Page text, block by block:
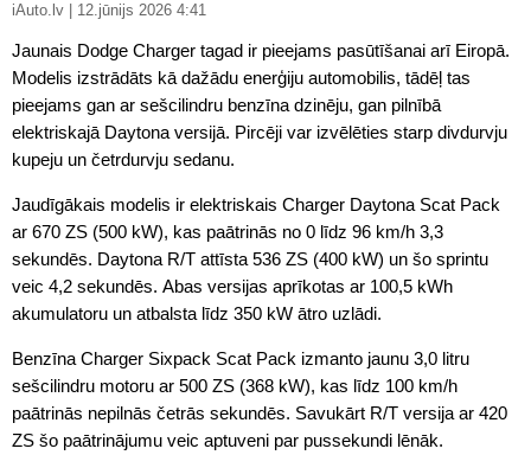
iAuto.lv | 12.jūnijs 2026 4:41
Jaunais Dodge Charger tagad ir pieejams pasūtīšanai arī Eiropā.
Modelis izstrādāts kā dažādu enerģiju automobilis, tādēļ tas
pieejams gan ar sešcilindru benzīna dzinēju, gan pilnībā
elektriskajā Daytona versijā. Pircēji var izvēlēties starp divdurvju
kupeju un četrdurvju sedanu.
Jaudīgākais modelis ir elektriskais Charger Daytona Scat Pack
ar 670 ZS (500 kW), kas paātrinās no 0 līdz 96 km/h 3,3
sekundēs. Daytona R/T attīsta 536 ZS (400 kW) un šo sprintu
veic 4,2 sekundēs. Abas versijas aprīkotas ar 100,5 kWh
akumulatoru un atbalsta līdz 350 kW ātro uzlādi.
Benzīna Charger Sixpack Scat Pack izmanto jaunu 3,0 litru
sešcilindru motoru ar 500 ZS (368 kW), kas līdz 100 km/h
paātrinās nepilnās četrās sekundēs. Savukārt R/T versija ar 420
ZS šo paātrinājumu veic aptuveni par pussekundi lēnāk.